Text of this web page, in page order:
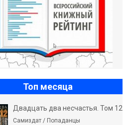
Топ месяца
Двадцать два несчастья. Том 12
Самиздат / Попаданцы